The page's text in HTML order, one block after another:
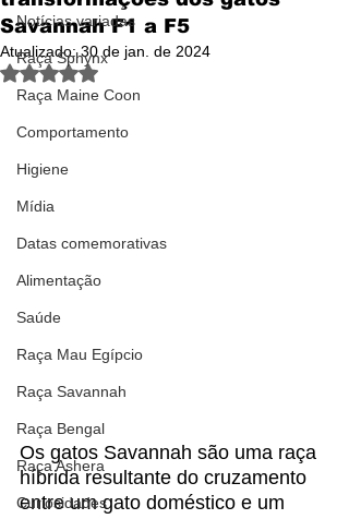
Notícias variadas
Raça Sphynx
Raça Maine Coon
Comportamento
Higiene
Mídia
Datas comemorativas
Alimentação
Saúde
Raça Mau Egípcio
Raça Savannah
Raça Bengal
Raça Ashera
Curiosidades
Savannah F1 a F5
Atualizado:30 de jan. de 2024
Avaliado com NaN de 5 estrelas.
Os gatos Savannah são uma raça
híbrida resultante do cruzamento
entre um gato doméstico e um